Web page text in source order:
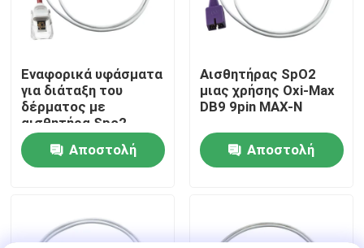
Περίπου εμείς
Ποιοτικός έλεγχος
Μας ελάτε σε επαφή με
Ειδήσεις
Εναφορικά υφάσματα
για διάταξη του
δέρματος με
αισθητήρα Spo2
Αποστολή
Αισθητήρας SpO2
μιας χρήσης Oxi-Max
DB9 9pin MAX-N
Αποστολή